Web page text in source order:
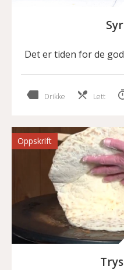
Det er tiden for de
Drikke Lett
Oppskrift